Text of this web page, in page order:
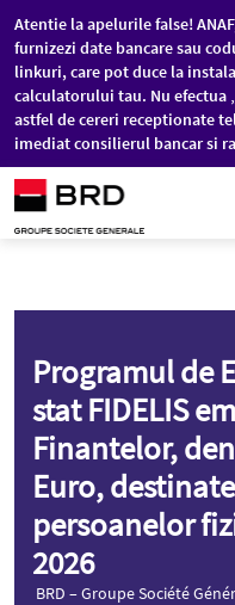
Sari la conținutul principal
Atentie la apelurile false!
furnizezi date bancare sau
linkuri, care pot duce la
calculatorului tau. Nu efectua
astfel de cereri receptionate
imediat consilierul bancar si
Programul de
stat FIDELIS
Finantelor,
Euro,
persoanelor
2026
BRD – Groupe Société